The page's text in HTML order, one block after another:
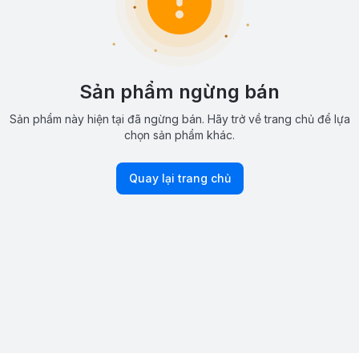
Sản phẩm ngừng bán
Sản phẩm này hiện tại đã ngừng bán. Hãy trở về trang chủ để lựa
chọn sản phẩm khác.
Quay lại trang chủ